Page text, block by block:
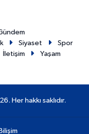
Siyaset
Spor
İletişim Yaşam
Her hakkı saklıdır.